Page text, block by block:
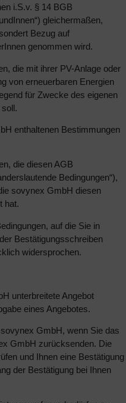
i.S.v. § 14 BGB
gleichermaßen,
Bezug auf
genommen wird.
die mit ihrer PV-Anlage oder
von erneuerbaren Energien
für Zwecke des eigenen
enthaltenen Bestimmungen
die diesen AGB
Bedingungen“),
sovynex GmbH diesen
hat.
auf die Sie in
Bestätigungsschreiben
widersprochen.
unterbreitete Angebot
eines Angebotes.
GmbH, wenn Sie das
GmbH zurücksenden. Die
und Ihnen eine Bestätigung
der Bestätigung bei Ihnen